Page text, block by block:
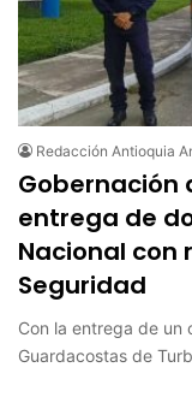
Redacción Antioquia
Gobernación
entrega de
Nacional con
Seguridad
Con la entrega de un
Guardacostas de